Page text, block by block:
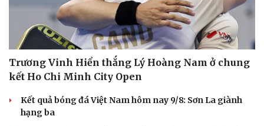
Sức khỏe
Dinh dưỡng - món ngon
Cây thuốc
Sản phụ khoa
Nhi khoa
Nam khoa
Phòng mạch online
Ăn sạch sống khỏe
Đời sống
Nhà đẹp
Blog
Tình yêu - Gia đình
Trương Vinh Hiển thắng Lý Hoàng Nam ở chung
kết Ho Chi Minh City Open
Kết quả bóng đá Việt Nam hôm nay 9/8: Sơn La giành
hạng ba